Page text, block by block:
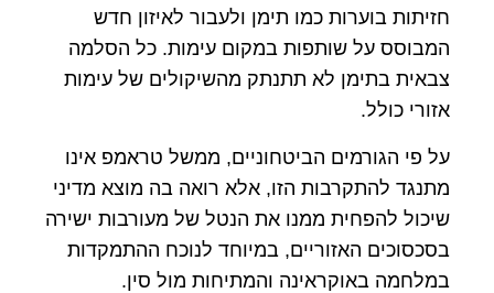
חזיתות בוערות כמו תימן ולעבור לאיזון חדש
המבוסס על שותפות במקום עימות. כל הסלמה
צבאית בתימן לא תתנתק מהשיקולים של עימות
אזורי כולל.
על פי הגורמים הביטחוניים, ממשל טראמפ אינו
מתנגד להתקרבות הזו, אלא רואה בה מוצא מדיני
שיכול להפחית ממנו את הנטל של מעורבות ישירה
בסכסוכים האזוריים, במיוחד לנוכח ההתמקדות
במלחמה באוקראינה והמתיחות מול סין.